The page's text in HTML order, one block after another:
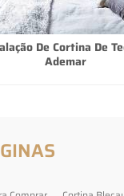
De Cortina De
Ademar